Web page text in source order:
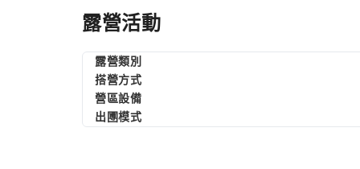
露營活動
露營類別
搭營方式
營區設備
出圑模式